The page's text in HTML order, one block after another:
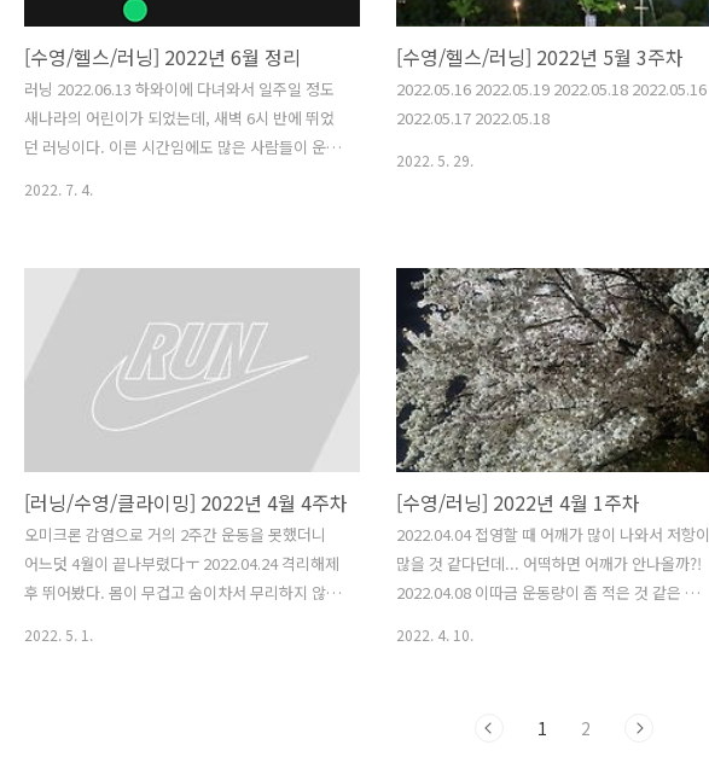
크에서 체크인을 하고 3층으로 이동하면 된다. 평
일이라 그런지 ..
[수영/헬스/러닝] 2022년 6월 정리
러닝 2022.06.13 하와이에 다녀와서 일주일 정도
새나라의 어린이가 되었는데, 새벽 6시 반에 뛰었
던 러닝이다. 이른 시간임에도 많은 사람들이 운동
쉽... 수영 하와이를 다녀와서도 많이 가지 못하였
다. 최소 주 2회를 목표로 열심히 다녀야겠다. 요
새 헬스를 함께 병행하다보니 쉽게 지친다. 헬스
반면에 헬스는 열심히 다니는 중! 요새 자극도 잘
오고 쇠질이 재밌다. 하루라도 몸이 뻐근하지 않으
면 어색할 정도... 근육량도 확연히 잘 늘고 있는
것 같다. 단백질 쉐이크도 하루 세번 꼬박꼬박 먹
2022. 7. 4.
[수영/헬스/러닝] 2022년 5월 3주차
2022.05.16 2022.05.19 2022.05.18 2022.05.16
2022.05.17 2022.05.18
2022. 5. 29.
[러닝/수영/클라이밍] 2022년 4월 4주차
오미크론 감염으로 거의 2주간 운동을 못했더니
어느덧 4월이 끝나부렸다ㅜ 2022.04.24 격리해제
후 뛰어봤다. 몸이 무겁고 숨이차서 무리하지 않고
2022. 5. 1.
[수영/러닝] 2022년 4월 1주차
2022.04.04 접영할 때 어깨가 많이 나와서 저항이
많을 것 같다던데... 어떡하면 어깨가 안나올까?!
2022.04.08 이따금 운동량이 좀 적은 것 같은 느낌
성 선수가 볼카노프스키에게 패배해서 아쉬웠던
2022. 4. 10.
1 2